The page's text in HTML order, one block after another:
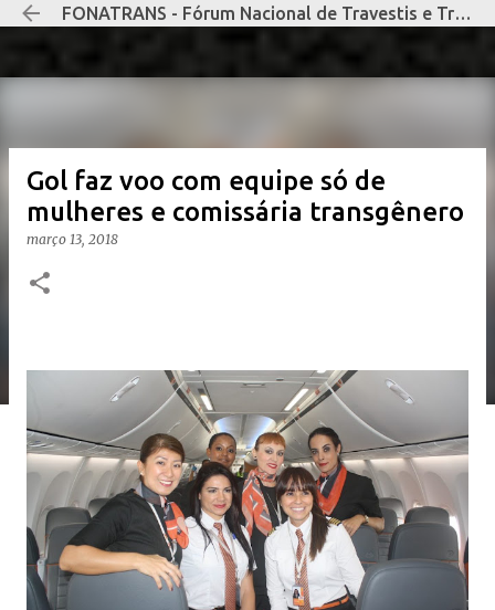
Pular para o conteúdo principal
FONATRANS - Fórum Nacional de Travestis e Transexuais Negras e Negros
Gol faz voo com equipe só de
mulheres e comissária transgênero
março 13, 2018